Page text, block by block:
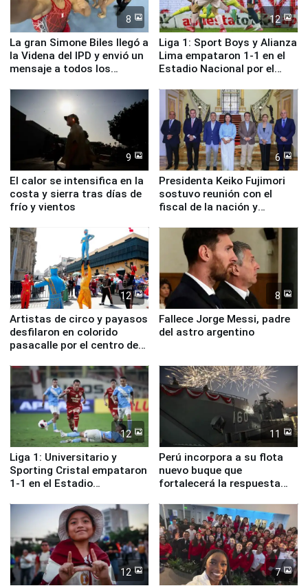
8
La gran Simone Biles llegó a
la Videna del IPD y envió un
mensaje a todos los
12
Liga 1: Sport Boys y Alianza
Lima empataron 1-1 en el
Estadio Nacional por el
9
El calor se intensifica en la
costa y sierra tras días de
frío y vientos
6
Presidenta Keiko Fujimori
sostuvo reunión con el
fiscal de la nación y
12
Artistas de circo y payasos
desfilaron en colorido
pasacalle por el centro de
8
Fallece Jorge Messi, padre
del astro argentino
12
Liga 1: Universitario y
Sporting Cristal empataron
1-1 en el Estadio
11
Perú incorpora a su flota
nuevo buque que
fortalecerá la respuesta
12 7